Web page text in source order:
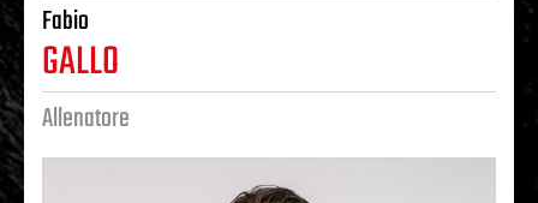
Fabio
GALLO
Allenatore